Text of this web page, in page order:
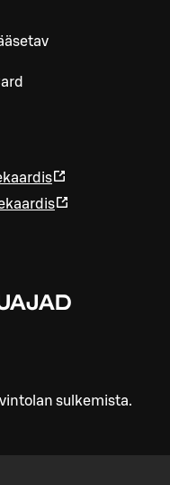
sulkemista.